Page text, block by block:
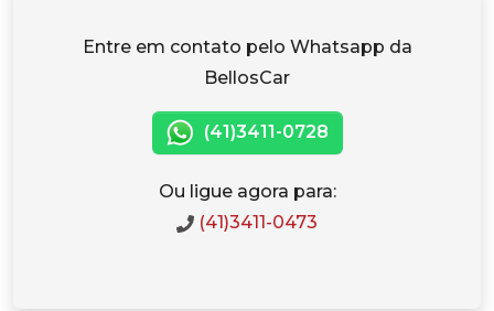
Entre em contato pelo Whatsapp da
BellosCar
(41)3411-0728
Ou ligue agora para:
(41)3411-0473